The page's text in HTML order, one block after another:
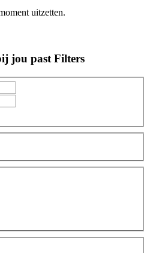
uitzetten.
jou past Filters